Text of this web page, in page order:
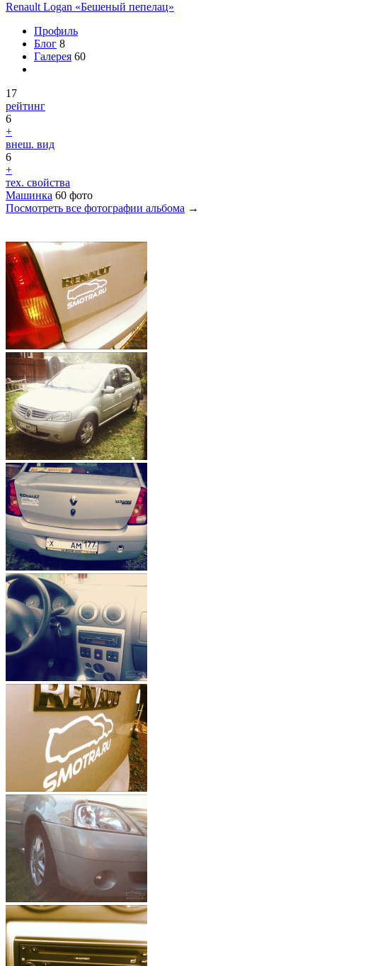
Renault Logan «Бешеный пепелац»
Профиль
Блог 8
Галерея 60
17
рейтинг
6
+
внеш. вид
6
+
тех. свойства
Машинка 60 фото
Посмотреть все фотографии альбома →